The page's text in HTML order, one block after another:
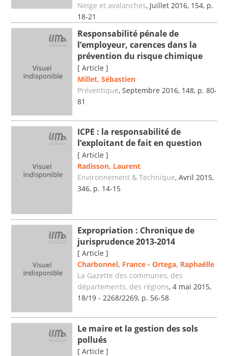
Neige et avalanches, Juillet 2016, 154, p.
18-21
Responsabilité pénale de
l’employeur, carences dans la
prévention du risque chimique
[ Article ]
Millet, Sébastien
Préventique, Septembre 2016, 148, p. 80-
81
ICPE : la responsabilité de
l’exploitant de fait en question
[ Article ]
Radisson, Laurent
Environnement & Technique, Avril 2015,
346, p. 14-15
Expropriation : Chronique de
jurisprudence 2013-2014
[ Article ]
Charbonnel, France - Ortega, Raphaëlle
La Gazette des communes, des
départements, des régions, 4 mai 2015,
18/19 - 2268/2269, p. 56-58
Le maire et la gestion des sols
pollués
[ Article ]